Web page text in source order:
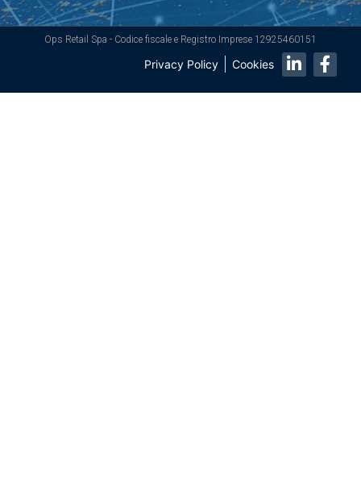
Ops Retail Spa - Codice fiscale e Registro Imprese 12925460151
Privacy Policy Cookies